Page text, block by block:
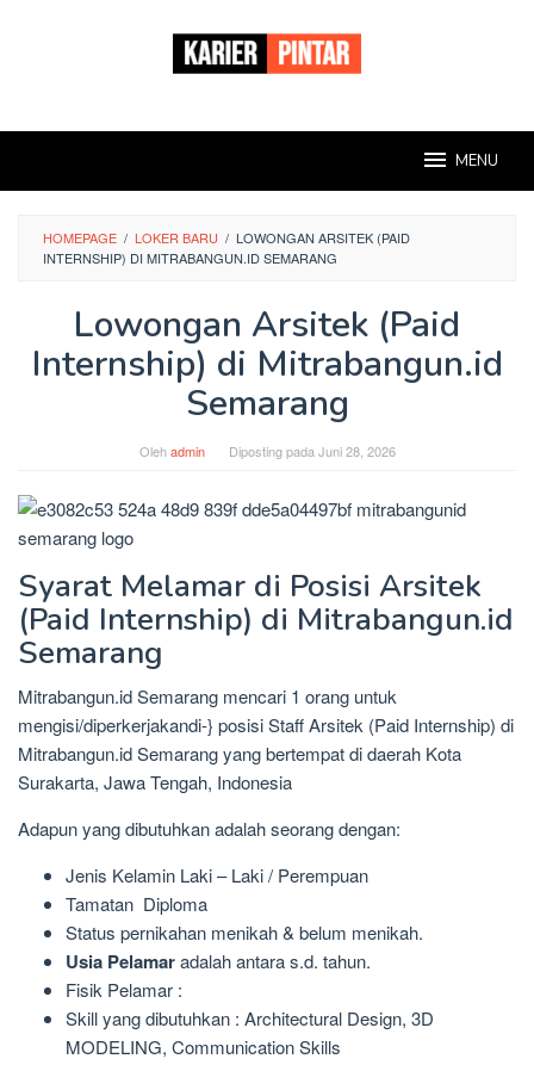
MENU
HOMEPAGE / LOKER BARU / LOWONGAN ARSITEK (PAID
INTERNSHIP) DI MITRABANGUN.ID SEMARANG
Lowongan Arsitek (Paid
Internship) di Mitrabangun.id
Semarang
Olehadmin Diposting pada Juni 28, 2026
Syarat Melamar di Posisi Arsitek
(Paid Internship) di Mitrabangun.id
Semarang
Mitrabangun.id Semarang mencari 1 orang untuk
mengisi/diperkerjakandi-} posisi Staff Arsitek (Paid Internship) di
Mitrabangun.id Semarang yang bertempat di daerah Kota
Surakarta, Jawa Tengah, Indonesia
Adapun yang dibutuhkan adalah seorang dengan:
Jenis Kelamin Laki – Laki / Perempuan
Tamatan Diploma
Status pernikahan menikah & belum menikah.
Usia Pelamaradalah antara s.d. tahun.
Fisik Pelamar :
Skill yang dibutuhkan : Architectural Design, 3D
MODELING, Communication Skills